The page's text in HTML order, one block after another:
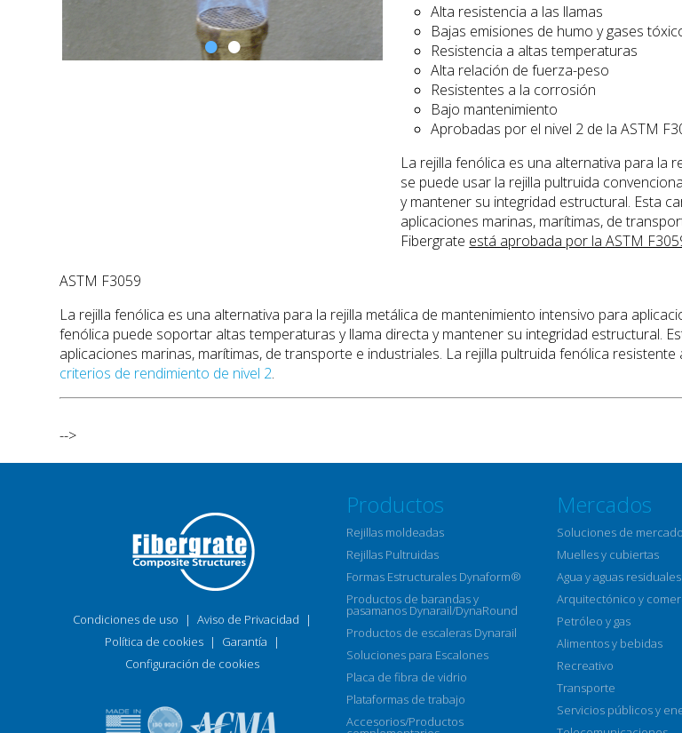
Alta resistencia a las llamas
Bajas emisiones de humo y gases
Resistencia a altas temperaturas
Alta relación de fuerza-peso
Resistentes a la corrosión
Bajo mantenimiento
Aprobadas por el nivel 2 de laASTM
La rejilla fenólica es una alternativa para la
se puede usar la rejilla pultruida
y mantener su integridad estructural. Esta
aplicaciones marinas, marítimas, de
Fibergrate está aprobada por laASTM
ASTM F3059
La rejilla fenólica es una alternativa para la rejilla metálica de mantenimiento intensivo para
fenólica puede soportar altas temperaturas y llama directa y mantener su integridad estructural.
aplicaciones marinas, marítimas, de transporte e industriales. La rejilla pultruida fenólica resistente
criterios de rendimiento de nivel 2.
-->
Condiciones de uso | Aviso de Privacidad
|
Política de cookies | Garantía
|
Configuración de cookies
Productos
Rejillas moldeadas
Rejillas Pultruidas
Formas Estructurales Dynaform®
Productos de barandas y
pasamanos Dynarail/DynaRound
Productos de escaleras Dynarail
Soluciones para Escalones
Placa de fibra de vidrio
Plataformas de trabajo
Accesorios/Productos
Mercados
Soluciones de mercado
Muelles y cubiertas
Agua y aguas residuales
Arquitectónico y
Petróleo y gas
Alimentos y bebidas
Recreativo
Transporte
Servicios públicos y